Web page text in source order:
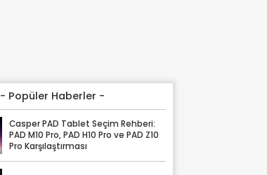
- Popüler Haberler -
Casper PAD Tablet Seçim Rehberi:
PAD M10 Pro, PAD H10 Pro ve PAD Z10
Pro Karşılaştırması